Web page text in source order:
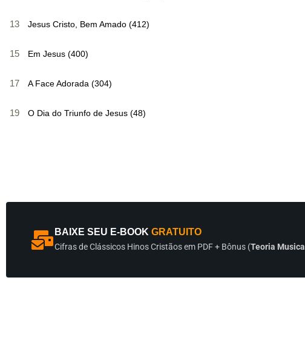
13 Jesus Cristo, Bem Amado (412)
15 Em Jesus (400)
17 A Face Adorada (304)
19 O Dia do Triunfo de Jesus (48)
BAIXE SEU E-BOOK GRATUITO
Cifras de Clássicos Hinos Cristãos em PDF + Bônus (Teoria Musical